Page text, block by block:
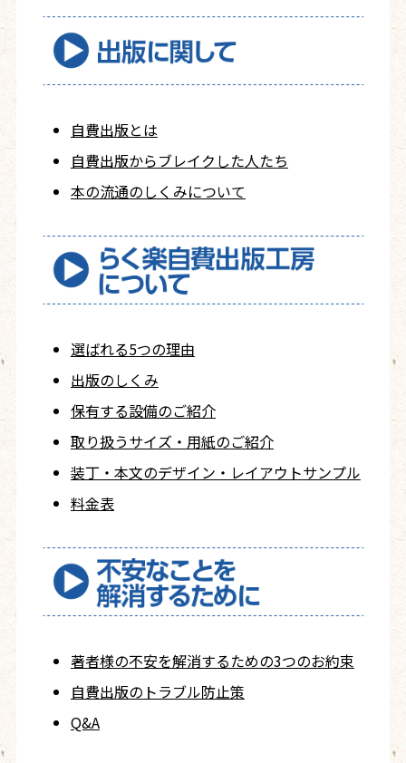
自費出版とは
自費出版からブレイクした人たち
本の流通のしくみについて
選ばれる5つの理由
出版のしくみ
保有する設備のご紹介
取り扱うサイズ・用紙のご紹介
装丁・本文のデザイン・レイアウトサンプル
料金表
著者様の不安を解消するための3つのお約束
自費出版の トラブル防止策
Q&A